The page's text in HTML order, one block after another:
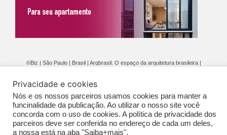
©Biz | São Paulo | Brasil | Arqbrasil: O espaço da arquitetura brasileira |
Privacidade e cookies
Nós e os nossos parceiros usamos cookies para manter a
funcinalidade da publicação. Ao utilizar o nosso site você
concorda com o uso de cookies. A política de privacidade dos
parceiros deve ser conferida no endereço de cada um deles,
a nossa está na aba "Saiba+mais".